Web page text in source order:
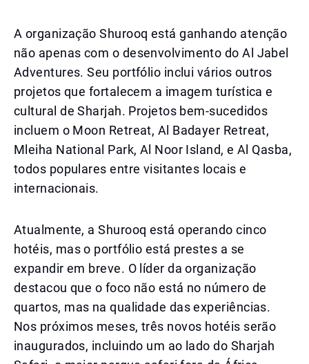
A organização Shurooq está ganhando atenção
não apenas com o desenvolvimento do Al Jabel
Adventures. Seu portfólio inclui vários outros
projetos que fortalecem a imagem turística e
cultural de Sharjah. Projetos bem-sucedidos
incluem o Moon Retreat, Al Badayer Retreat,
Mleiha National Park, Al Noor Island, e Al Qasba,
todos populares entre visitantes locais e
internacionais.
Atualmente, a Shurooq está operando cinco
hotéis, mas o portfólio está prestes a se
expandir em breve. O líder da organização
destacou que o foco não está no número de
quartos, mas na qualidade das experiências.
Nos próximos meses, três novos hotéis serão
inaugurados, incluindo um ao lado do Sharjah